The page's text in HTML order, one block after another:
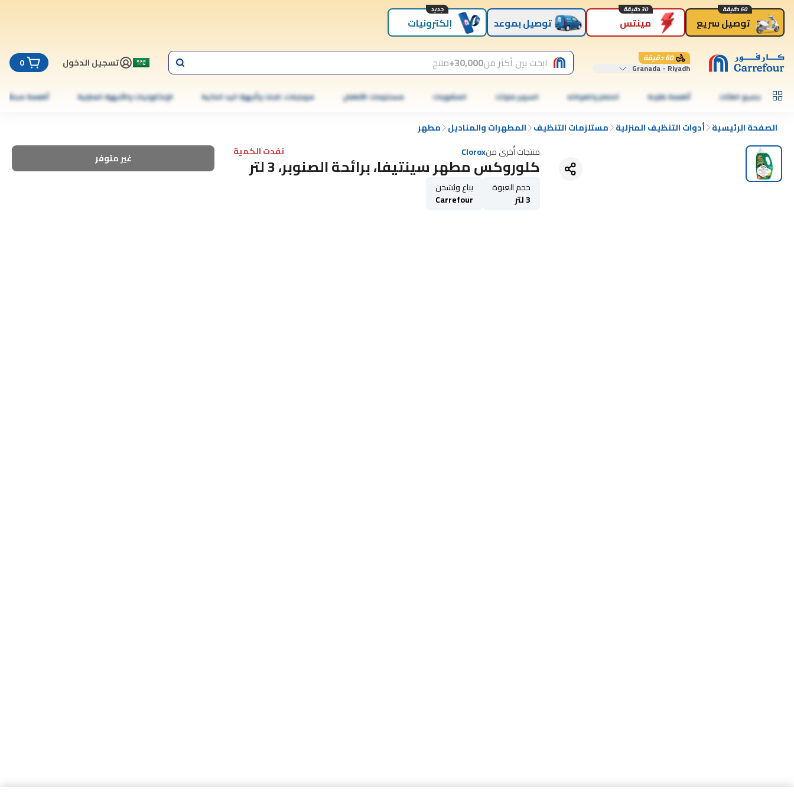
توصيل سريع
60 دقيقة
مينتس
30 دقيقة
توصيل بموعد إلكترونيات
جديد
60 دقيقة
Granada - Riyadh ابحث بين أكثر من30,000+ منتج تسجيل الدخول 0
جميع الفئات أطعمة طازجة الخضار والفواكه السوبر ماركت المشروبات مستلزمات الأطفال موبايلات، تابلت وأجهزة اليد الذكية الإلكترونيات والأجهزة المنزلية أطعمة مجمّدة
الصفحة الرئيسية أدوات التنظيف المنزلية مستلزمات التنظيف المطهرات والمناديل مطهر
منتجات أُخرى منClorox نفدت الكمية
كلوروكس مطهر سينتيفا، برائحة الصنوبر، 3 لتر
حجم العبوة
3 لتر
يباع ويُشحن
Carrefour
غير متوفر